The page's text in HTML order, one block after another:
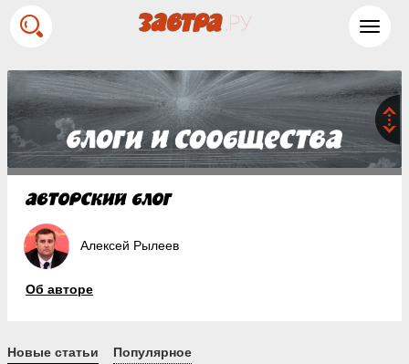
Алексей Рылеев
Об авторе
Новые статьи Популярное